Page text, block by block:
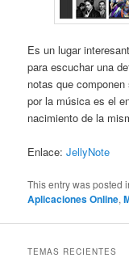
Es un lugar
para escuchar una
notas que
por la música es el
nacimiento de la
Enlace:JellyNote
This entry was posted
Aplicaciones Online,
TEMAS RECIENTES